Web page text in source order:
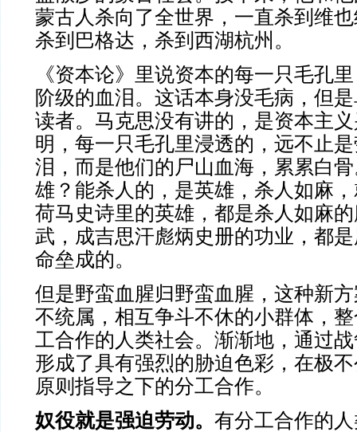
蒙古人杀向了全世界，一直杀到维
杀到巴格达，杀到西湖杭州。
《资本论》里说资本的每一只毛孔
阶级的血泪。这话本身没毛病，但
读者。马克思没有讲的，是资本主
明，每一只毛孔里浸透的，远不止
泪，而是他们的尸山血海，累累白
雄？能杀人的，是英雄，杀人如麻
荷马史诗里的英雄，都是杀人如麻
武，成吉思汗彪炳史册的功业，都
命垒成的。
但是野蛮血腥归野蛮血腥，这种新
不统属，相互争斗不休的小群体，
工合作的人类社会。渐渐地，通过
形成了具有强烈的胁迫色彩，在极
原则指导之下的分工合作。
奴役就是强迫劳动。 有分工合作的